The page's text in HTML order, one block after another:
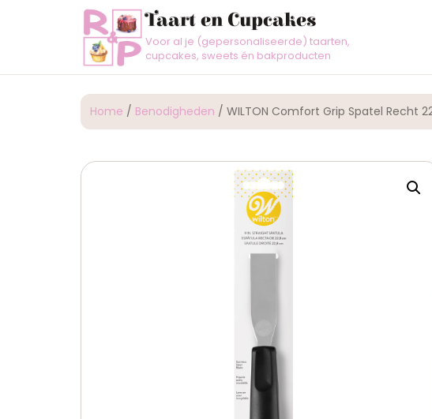
Taart en Cupcakes
Voor al je (gepersonaliseerde) taarten,
cupcakes, sweets én bakproducten
Home / Benodigheden / WILTON Comfort Grip Spatel Recht